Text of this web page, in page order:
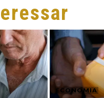
ECONOMIA